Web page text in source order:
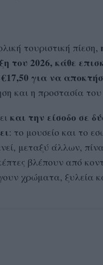
τουριστική πίεση,
του 2026, κάθε
για να
και η προστασία του
και την είσοδο σε
: το μουσείο και το
μεταξύ άλλων,
βλέπουν από
χρώματα, ξυλεία